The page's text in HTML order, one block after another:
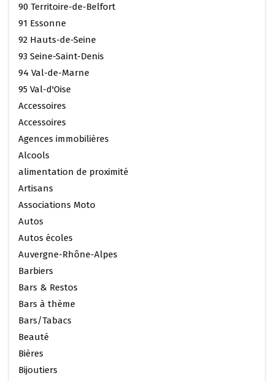
90 Territoire-de-Belfort
91 Essonne
92 Hauts-de-Seine
93 Seine-Saint-Denis
94 Val-de-Marne
95 Val-d'Oise
Accessoires
Accessoires
Agences immobilières
Alcools
alimentation de proximité
Artisans
Associations Moto
Autos
Autos écoles
Auvergne-Rhône-Alpes
Barbiers
Bars & Restos
Bars à thème
Bars/Tabacs
Beauté
Bières
Bijoutiers